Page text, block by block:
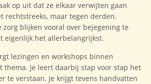
op uit dat ze elkaar verwijten gaan
rechtstreeks, maar tegen derden.
zorg blijken vooral over bejegening te
eigenlijk het allerbelangrijkst.
lezingen en workshops binnen
thema. Je leert daarbij stap voor stap het
te verstaan. Je krijgt tevens handvatten